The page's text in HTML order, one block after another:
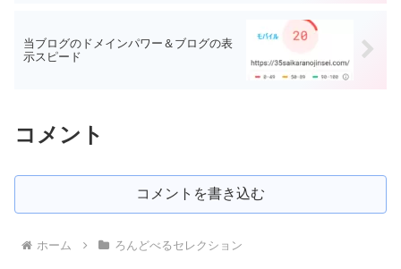
当ブログのドメインパワー＆ブログの表
示スピード
コメント
コメントを書き込む
ホーム ろんどべるセレクション